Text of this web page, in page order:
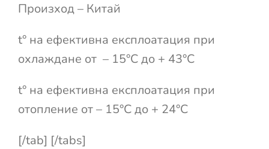
Произход – Китай
t° на ефективна експлоатация при
охлаждане от – 15°С до + 43°С
t° на ефективна експлоатация при
отопление от – 15°С до + 24°С
[/tab] [/tabs]